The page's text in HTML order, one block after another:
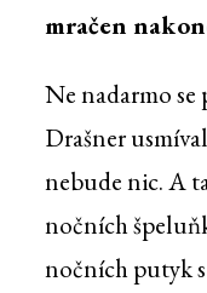
mračen
Ne nadarmo
Drašner
nebude nic. A
nočních
nočních putyk